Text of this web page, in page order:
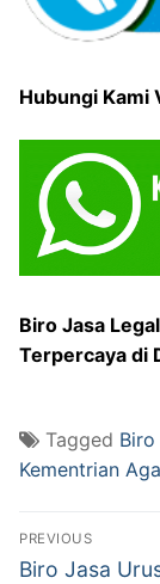
Hubungi Kami
Biro Jasa
Terpercaya di
Tagged
Kementrian
Post
PREVIOUS
Previous
Biro Jasa